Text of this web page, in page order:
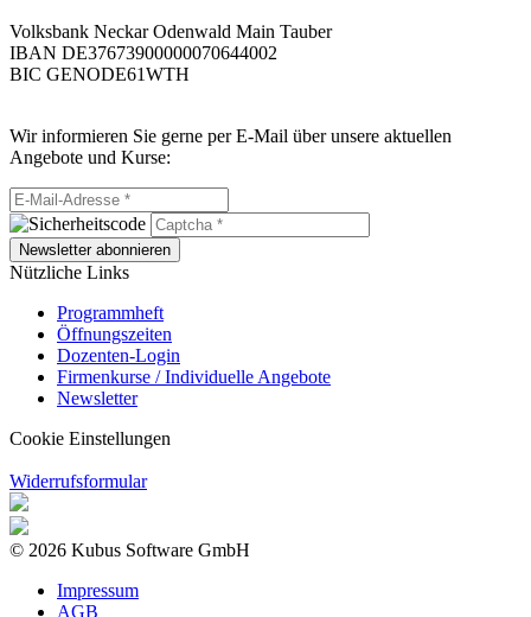
Volksbank Neckar Odenwald Main Tauber
IBAN DE37673900000070644002
BIC GENODE61WTH
Wir informieren Sie gerne per E-Mail über unsere aktuellen
Angebote und Kurse:
Newsletter abonnieren
Nützliche Links
Programmheft
Öffnungszeiten
Dozenten-Login
Firmenkurse / Individuelle Angebote
Newsletter
Cookie Einstellungen
Widerrufsformular
© 2026 Kubus Software GmbH
Impressum
AGB